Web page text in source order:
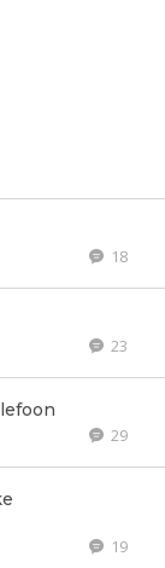
18
23
29
19